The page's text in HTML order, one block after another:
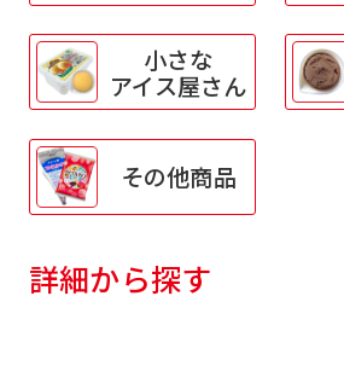
小さな
アイス屋さん
その他商品
詳細から探す